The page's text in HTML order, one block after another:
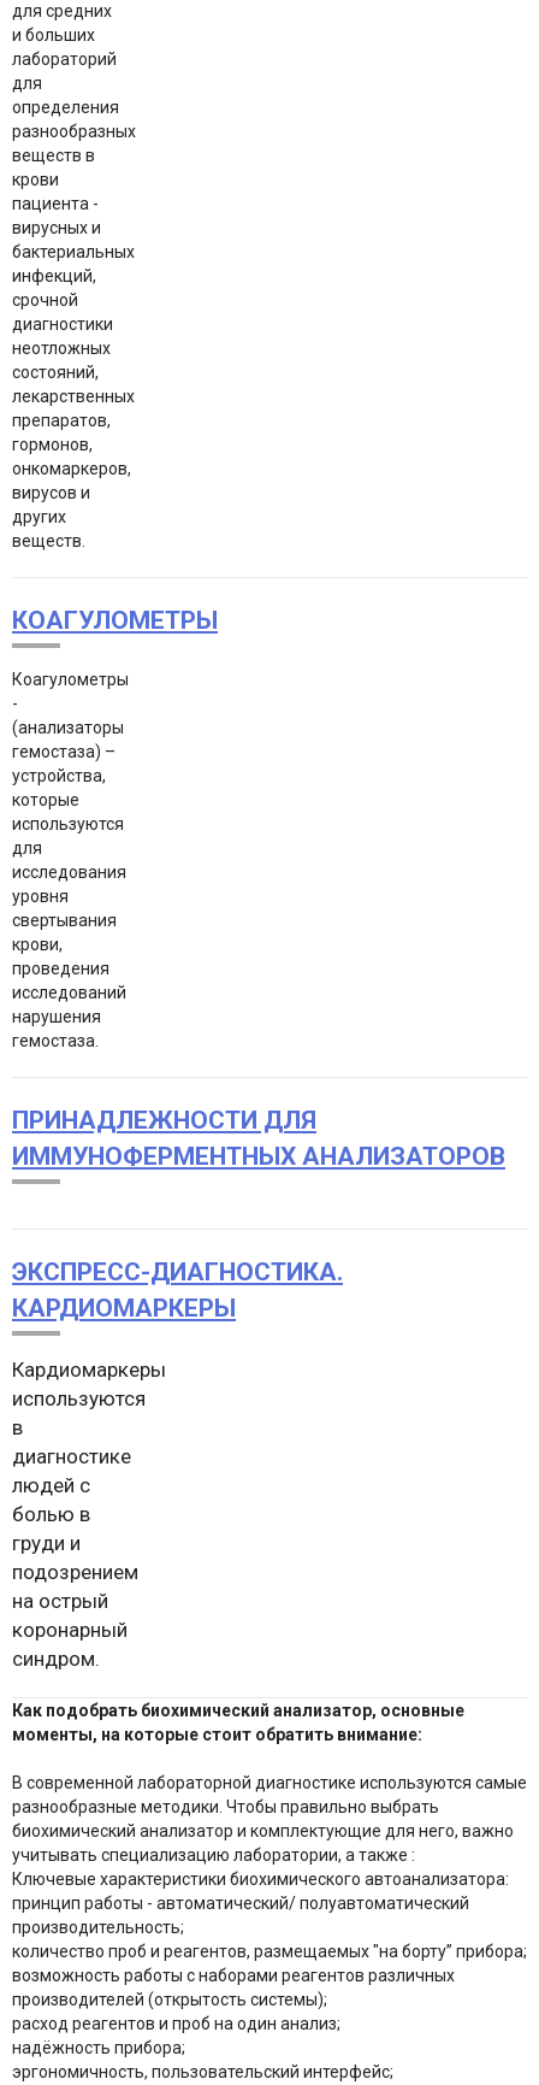
для средних
и больших
лабораторий
для
определения
разнообразных
веществ в
крови
пациента -
вирусных и
бактериальных
инфекций,
срочной
диагностики
неотложных
состояний,
лекарственных
препаратов,
гормонов,
онкомаркеров,
вирусов и
других
веществ.
КОАГУЛОМЕТРЫ
Коагулометры
-
(анализаторы
гемостаза) –
устройства,
которые
используются
для
исследования
уровня
свертывания
крови,
проведения
исследований
нарушения
гемостаза.
ПРИНАДЛЕЖНОСТИ ДЛЯ
ИММУНОФЕРМЕНТНЫХ АНАЛИЗАТОРОВ
ЭКСПРЕСС-ДИАГНОСТИКА.
КАРДИОМАРКЕРЫ
Кардиомаркеры
используются
в
диагностике
людей с
болью в
груди и
подозрением
на острый
коронарный
синдром.
Как подобрать биохимический анализатор, основные
моменты, на которые стоит обратить внимание:
В современной лабораторной диагностике используются самые
разнообразные методики. Чтобы правильно выбрать
биохимический анализатор и комплектующие для него, важно
учитывать специализацию лаборатории, а также :
Ключевые характеристики биохимического автоанализатора:
принцип работы - автоматический/ полуавтоматический
производительность;
количество проб и реагентов, размещаемых "на борту” прибора;
возможность работы с наборами реагентов различных
производителей (открытость системы);
расход реагентов и проб на один анализ;
надёжность прибора;
эргономичность, пользовательский интерфейс;